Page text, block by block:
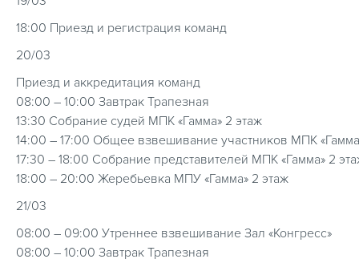
18:00 Приезд и регистрация команд
20/03
Приезд и аккредитация команд
08:00 – 10:00 Завтрак Трапезная
13:30 Собрание судей МПК «Гамма» 2 этаж
14:00 – 17:00 Общее взвешивание участников МПК
17:30 – 18:00 Собрание представителей МПК «Гамма» 2
18:00 – 20:00 Жеребьевка МПУ «Гамма» 2 этаж
21/03
08:00 – 09:00 Утреннее взвешивание Зал «Конгресс»
08:00 – 10:00 Завтрак Трапезная